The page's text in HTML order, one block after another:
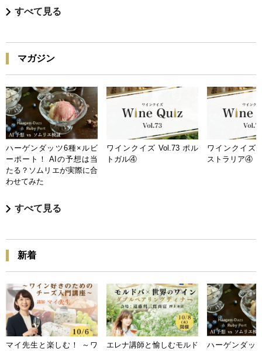
すべて見る
マガジン
ハーゲンダッツ6種×ルビ
ーポート！ AIの予想は当
たる？ソムリエが実際に合
わせてみた
ワインクイズ Vol.73 ポル
トガル④
ワインクイズ
ストラリア④
すべて見る
新着
マイ先生と楽しむ！ ～ワ
エレナ講師と愉しむモルド
ハーゲンダッ